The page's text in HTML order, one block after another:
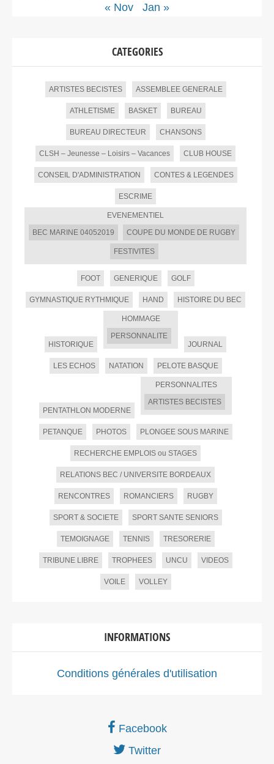
« Nov Jan »
CATEGORIES
ARTISTES BECISTES ASSEMBLEE GENERALE
ATHLETISME BASKET BUREAU
BUREAU DIRECTEUR CHANSONS
CLSH – Jeunesse – Loisirs – Vacances CLUB HOUSE
CONSEIL D'ADMINISTRATION CONTES & LEGENDES
ESCRIME
EVENEMENTIEL
BEC MARINE 04052019
COUPE DU MONDE DE RUGBY
FESTIVITES
FOOT GENERIQUE GOLF
GYMNASTIQUE RYTHMIQUE HAND HISTOIRE DU BEC
HISTORIQUE
HOMMAGE
PERSONNALITE
JOURNAL
LES ECHOS NATATION PELOTE BASQUE
PENTATHLON MODERNE
PERSONNALITES
ARTISTES BECISTES
PETANQUE PHOTOS PLONGEE SOUS MARINE
RECHERCHE EMPLOIS ou STAGES
RELATIONS BEC / UNIVERSITE BORDEAUX
RENCONTRES ROMANCIERS RUGBY
SPORT & SOCIETE SPORT SANTE SENIORS
TEMOIGNAGE TENNIS TRESORERIE
TRIBUNE LIBRE TROPHEES UNCU VIDEOS
VOILE VOLLEY
INFORMATIONS
Conditions générales d'utilisation
Facebook
Twitter